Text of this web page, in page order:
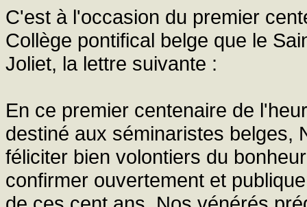
C'est à l'occasion du premier
Collège pontifical belge que le
Joliet, la lettre suivante :
En ce premier centenaire de
destiné aux séminaristes belges,
féliciter bien volontiers du
confirmer ouvertement et